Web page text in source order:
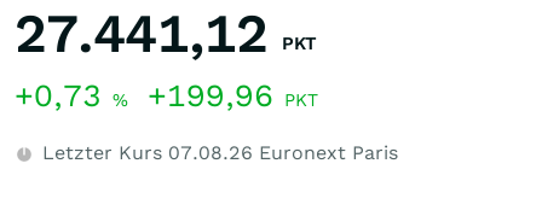
27.441,12 PKT
+0,73 % +199,96 PKT
Letzter Kurs 07.08.26 Euronext Paris